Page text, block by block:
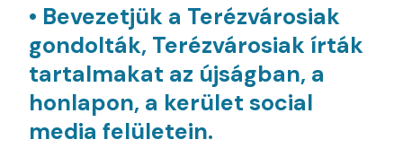
• Bevezetjük a Terézvárosiak
gondolták, Terézvárosiak írták
tartalmakat az újságban, a
honlapon, a kerület social
media felületein.